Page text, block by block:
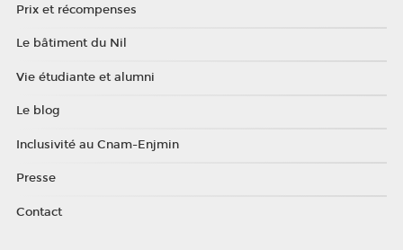
Prix et récompenses
Le bâtiment du Nil
Vie étudiante et alumni
Le blog
Inclusivité au Cnam-Enjmin
Presse
Contact